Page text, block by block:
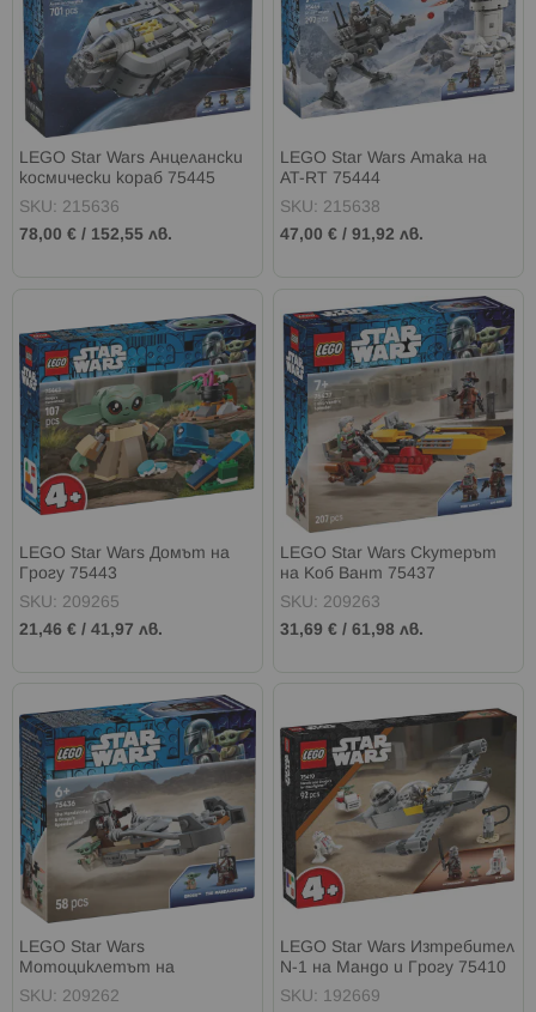
LEGO Star Wars Анцелански
космически кораб 75445
SKU: 215636
78,00 € / 152,55 лв.
LEGO Star Wars Атака на
AT-RT 75444
SKU: 215638
47,00 € /91,92 лв.
LEGO Star Wars Домът на
Грогу 75443
SKU: 209265
21,46 € / 41,97 лв.
LEGO Star Wars Скутерът
на Коб Вант 75437
SKU: 209263
31,69 € /61,98 лв.
LEGO Star Wars
Мотоциклетът на
мандалореца и Грогу 75436
SKU: 209262
LEGO Star Wars Изтребител
N-1 на Мандо и Грогу 75410
SKU: 192669